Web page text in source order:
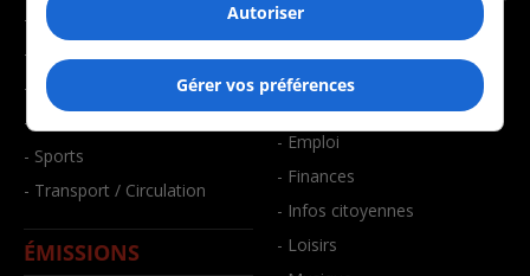
- Éducation
- Environnement
- Faits divers
- Santé et bien-être
- Sports
- Transport / Circulation
ÉMISSIONS
- Affaires
- Art de vivre
- Bien-être
- Emploi
- Finances
- Infos citoyennes
- Loisirs
Autoriser
Gérer vos préférences